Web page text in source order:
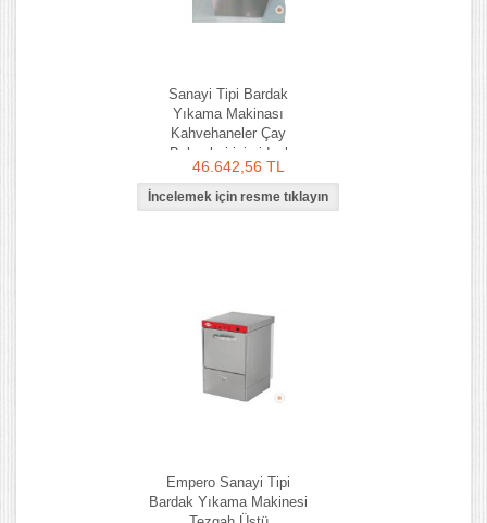
Sanayi Tipi Bardak
Yıkama Makinası
Kahvehaneler Çay
Bahçeleri için ideal
Kampanyalı Özel Fiyat
46.642,56 TL
Empero Sanayi Tipi
Bardak Yıkama Makinesi